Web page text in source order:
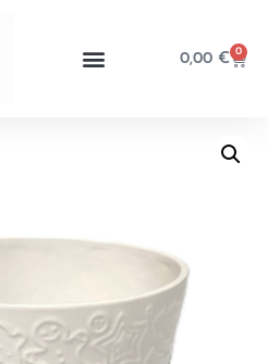
0,00 € 0